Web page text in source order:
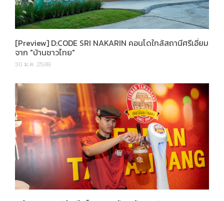
[Preview] D:CODE SRI NAKARIN คอนโดใกล้สถานีศรีเอี่ยม
จาก "บ้านชาวไทย"
30 ม.ค. 2569
กลุ่มคาราบาว “ส่งเบียร์สดเยอรมันตะวันแดง” บุกตลาดนอก
โรงเบียร์ครั้งแรก